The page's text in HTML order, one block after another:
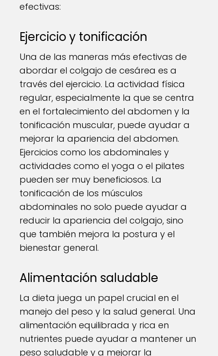
efectivas:
Ejercicio y tonificación
Una de las maneras más efectivas de
abordar el colgajo de cesárea es a
través del ejercicio. La actividad física
regular, especialmente la que se centra
en el fortalecimiento del abdomen y la
tonificación muscular, puede ayudar a
mejorar la apariencia del abdomen.
Ejercicios como los abdominales y
actividades como el yoga o el pilates
pueden ser muy beneficiosos. La
tonificación de los músculos
abdominales no solo puede ayudar a
reducir la apariencia del colgajo, sino
que también mejora la postura y el
bienestar general.
Alimentación saludable
La dieta juega un papel crucial en el
manejo del peso y la salud general. Una
alimentación equilibrada y rica en
nutrientes puede ayudar a mantener un
peso saludable y a mejorar la